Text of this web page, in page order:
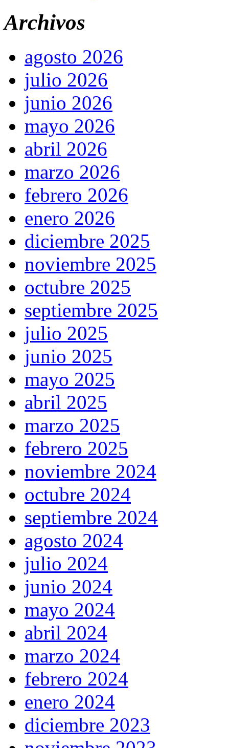
Archivos
agosto 2026
julio 2026
junio 2026
mayo 2026
abril 2026
marzo 2026
febrero 2026
enero 2026
diciembre 2025
noviembre 2025
octubre 2025
septiembre 2025
julio 2025
junio 2025
mayo 2025
abril 2025
marzo 2025
febrero 2025
noviembre 2024
octubre 2024
septiembre 2024
agosto 2024
julio 2024
junio 2024
mayo 2024
abril 2024
marzo 2024
febrero 2024
enero 2024
diciembre 2023